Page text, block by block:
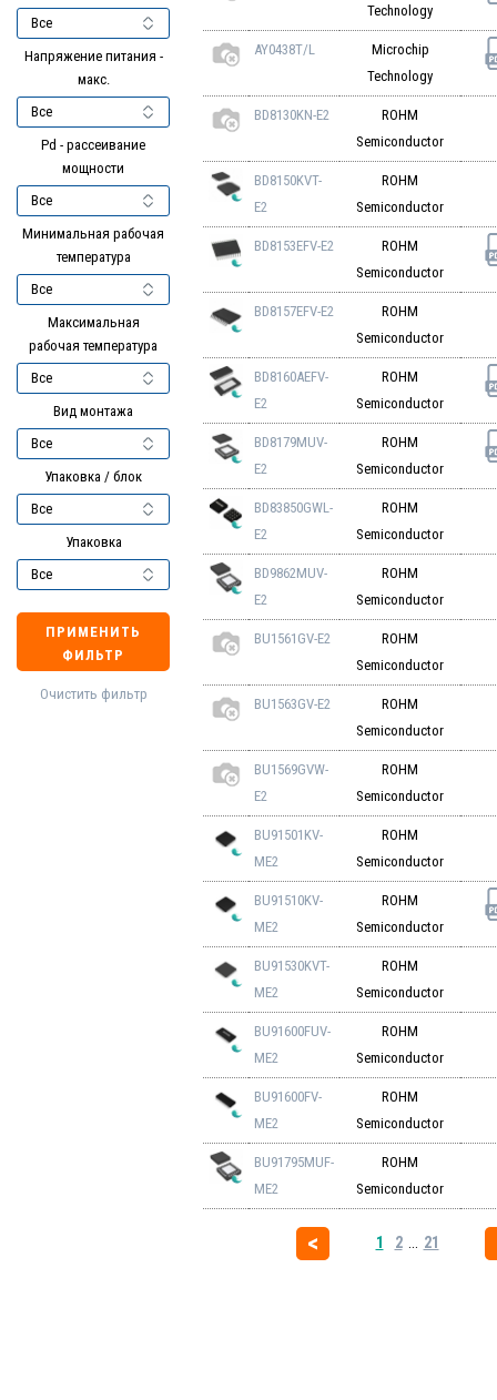
Напряжение питания -
макс.
Pd - рассеивание
мощности
Минимальная рабочая
температура
Максимальная
рабочая температура
Вид монтажа
Упаковка / блок
Упаковка
ПРИМЕНИТЬ
ФИЛЬТР
Очистить фильтр
Technology
AY0438T/L
Microchip
Technology
BD8130KN-E2
ROHM
Semiconductor
BD8150KVT-
E2
ROHM
Semiconductor
BD8153EFV-E2
ROHM
Semiconductor
BD8157EFV-E2
ROHM
Semiconductor
BD8160AEFV-
E2
ROHM
Semiconductor
BD8179MUV-
E2
ROHM
Semiconductor
BD83850GWL-
E2
ROHM
Semiconductor
BD9862MUV-
E2
ROHM
Semiconductor
BU1561GV-E2
ROHM
Semiconductor
BU1563GV-E2
ROHM
Semiconductor
BU1569GVW-
E2
ROHM
Semiconductor
BU91501KV-
ME2
ROHM
Semiconductor
BU91510KV-
ME2
ROHM
Semiconductor
BU91530KVT-
ME2
ROHM
Semiconductor
BU91600FUV-
ME2
ROHM
Semiconductor
BU91600FV-
ME2
ROHM
Semiconductor
BU91795MUF-
ME2
ROHM
Semiconductor
1 2 21